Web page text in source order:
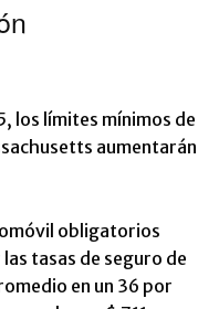
los límites mínimos de
aumentarán
obligatorios
tasas de seguro de
en un 36 por